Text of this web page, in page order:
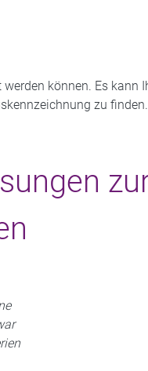
können. Es kann
zu finden.